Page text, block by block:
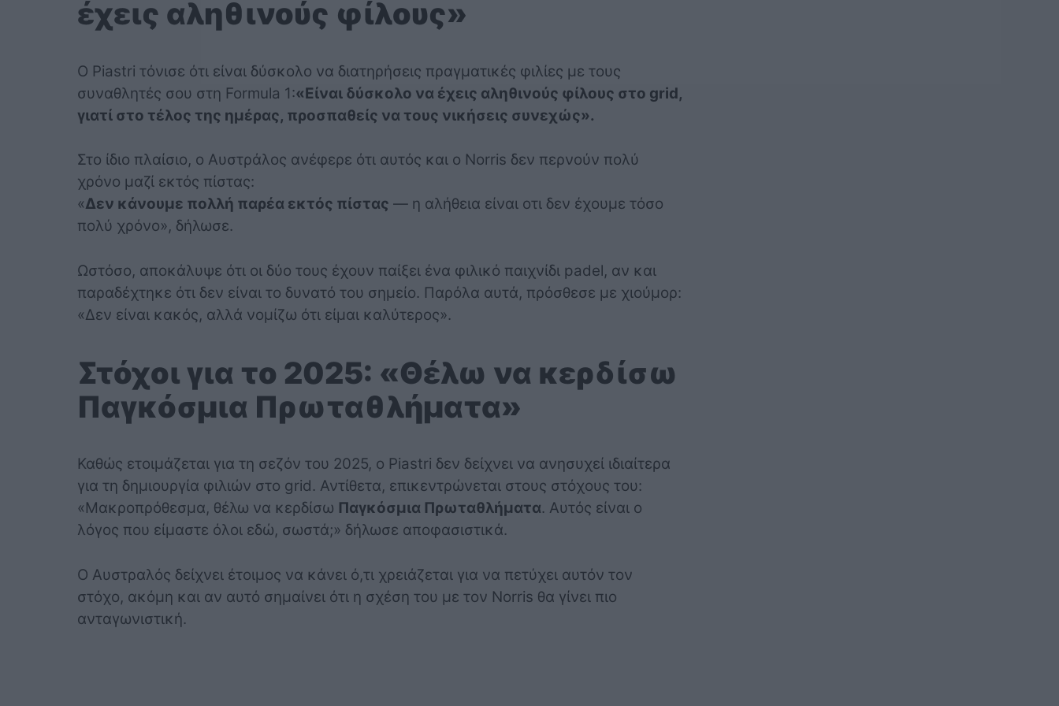
έχεις αληθινούς φίλους»
Ο Piastri τόνισε ότι είναι δύσκολο να διατηρήσεις πραγματικές φιλίες με τους
συναθλητές σου στη Formula 1:«Είναι δύσκολο να έχεις αληθινούς φίλους στο grid,
γιατί στο τέλος της ημέρας, προσπαθείς να τους νικήσεις συνεχώς».
Στο ίδιο πλαίσιο, ο Αυστράλος ανέφερε ότι αυτός και ο Norris δεν περνούν πολύ
χρόνο μαζί εκτός πίστας:
«Δεν κάνουμε πολλή παρέα εκτός πίστας — η αλήθεια είναι οτι δεν έχουμε τόσο
πολύ χρόνο», δήλωσε.
Ωστόσο, αποκάλυψε ότι οι δύο τους έχουν παίξει ένα φιλικό παιχνίδι padel, αν και
παραδέχτηκε ότι δεν είναι το δυνατό του σημείο. Παρόλα αυτά, πρόσθεσε με χιούμορ:
«Δεν είναι κακός, αλλά νομίζω ότι είμαι καλύτερος».
Στόχοι για το 2025: «Θέλω να κερδίσω
Παγκόσμια Πρωταθλήματα»
Καθώς ετοιμάζεται για τη σεζόν του 2025, ο Piastri δεν δείχνει να ανησυχεί ιδιαίτερα
για τη δημιουργία φιλιών στο grid. Αντίθετα, επικεντρώνεται στους στόχους του:
«Μακροπρόθεσμα, θέλω να κερδίσω Παγκόσμια Πρωταθλήματα. Αυτός είναι ο
λόγος που είμαστε όλοι εδώ, σωστά;» δήλωσε αποφασιστικά.
Ο Αυστραλός δείχνει έτοιμος να κάνει ό,τι χρειάζεται για να πετύχει αυτόν τον
στόχο, ακόμη και αν αυτό σημαίνει ότι η σχέση του με τον Norris θα γίνει πιο
ανταγωνιστική.